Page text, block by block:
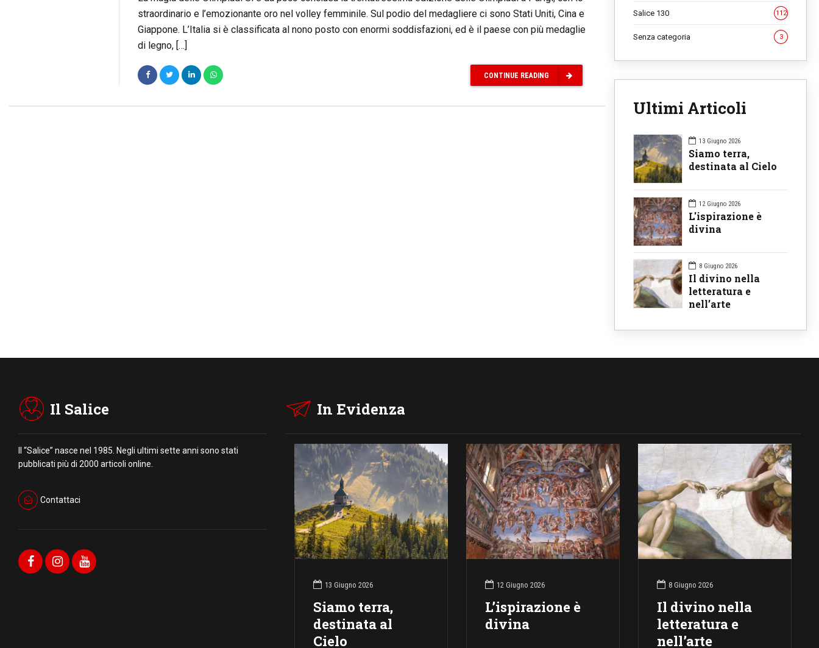
straordinario e l’emozionante oro nel volley femminile. Sul podio del medagliere ci sono Stati Uniti, Cina e
Giappone. L’Italia si è classificata al nono posto con enormi soddisfazioni, ed è il paese con più medaglie
di legno, […]
CONTINUE READING
Salice 130 112
Senza categoria 3
Ultimi Articoli
13 Giugno 2026
Siamo terra,
destinata al Cielo
12 Giugno 2026
L'ispirazione è
divina
8 Giugno 2026
Il divino nella
letteratura e
nell’arte
Il Salice
Il “Salice” nasce nel 1985. Negli ultimi sette anni sono stati
pubblicati più di 2000 articoli online.
Contattaci
In Evidenza
13 Giugno 2026
Siamo terra,
destinata al
Cielo
12 Giugno 2026
L’ispirazione è
divina
8 Giugno 2026
Il divino nella
letteratura e
nell’arte